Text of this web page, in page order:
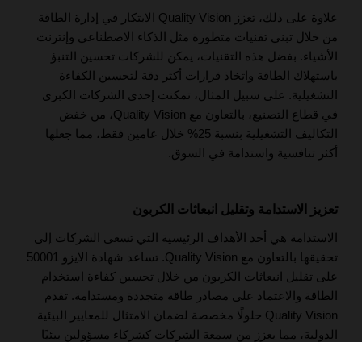
علاوة على ذلك، تعزز Quality Vision الابتكار في إدارة الطاقة
من خلال تبني تقنيات متطورة مثل الذكاء الاصطناعي وإنترنت
الأشياء. بفضل هذه التقنيات، يمكن للشركات تحسين التنبؤ
باستهلاك الطاقة واتخاذ قرارات أكثر دقة لتحسين الكفاءة
التشغيلية. على سبيل المثال، تمكنت إحدى الشركات الكبرى
في قطاع التصنيع، بالتعاون مع Quality Vision، من خفض
التكاليف التشغيلية بنسبة 25% خلال عامين فقط، مما جعلها
أكثر تنافسية واستدامة في السوق.
تعزيز الاستدامة وتقليل انبعاثات الكربون
الاستدامة هي أحد الأهداف الرئيسية التي تسعى الشركات إلى
تحقيقها بالتعاون مع Quality Vision. تساعد شهادة الايزو 50001
على تقليل انبعاثات الكربون من خلال تحسين كفاءة استخدام
الطاقة والاعتماد على مصادر طاقة متجددة ومستدامة. تقدم
Quality Vision حلولًا مخصصة لضمان الامتثال للمعايير البيئية
الدولية، مما يعزز من سمعة الشركات كشركاء مسؤولين بيئيًا